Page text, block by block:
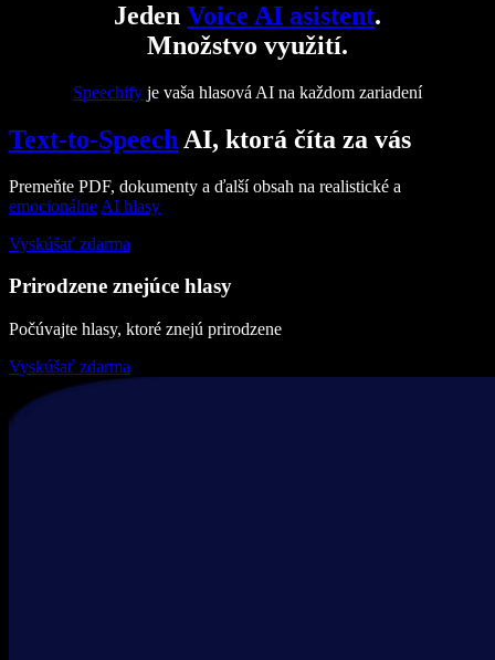
Jeden Voice AI asistent.
Množstvo využití.
Speechify je vaša hlasová AI na každom zariadení
Text-to-Speech AI, ktorá číta za vás
Premeňte PDF, dokumenty a ďalší obsah na realistické a
emocionálne AI hlasy
Vyskúšať zdarma
Prirodzene znejúce hlasy
Počúvajte hlasy, ktoré znejú prirodzene
Vyskúšať zdarma